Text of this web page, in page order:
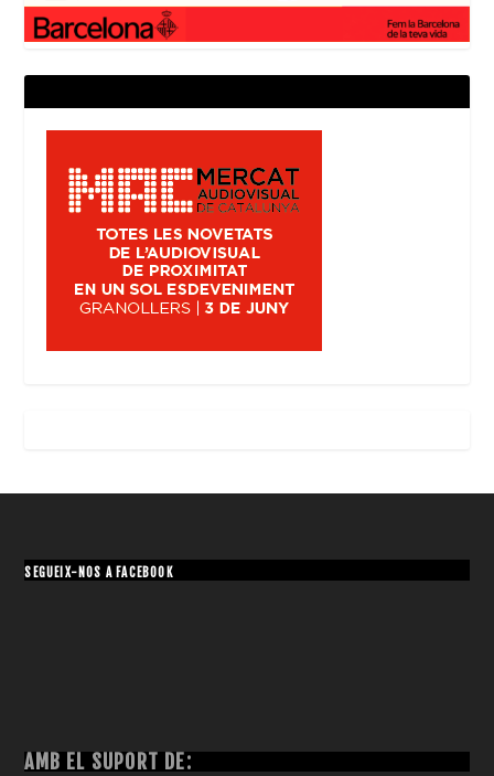
SEGUEIX-NOS A FACEBOOK
AMB EL SUPORT DE: